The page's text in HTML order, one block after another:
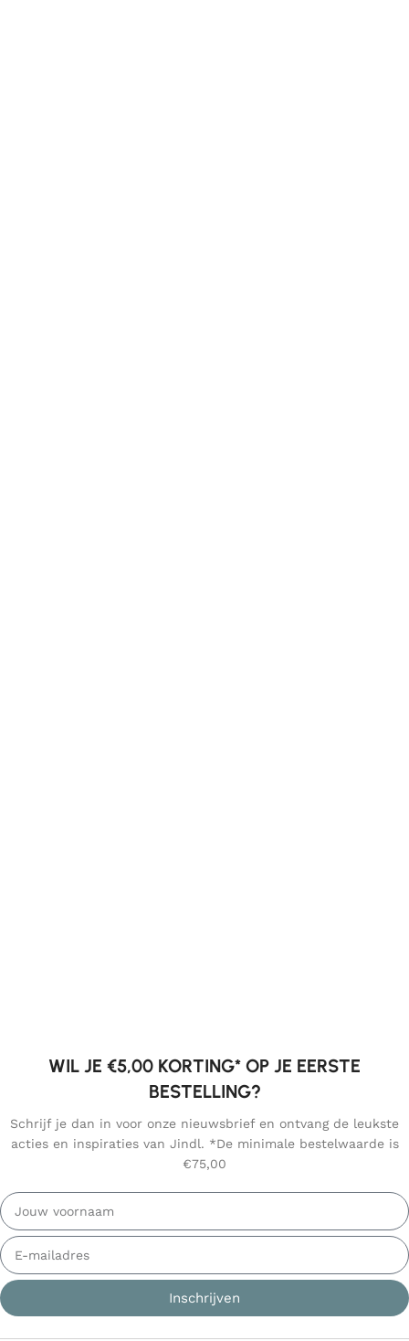
WIL JE €5,00 KORTING* OP JE EERSTE
BESTELLING?
Schrijf je dan in voor onze nieuwsbrief en ontvang de leukste
acties en inspiraties van Jindl. *De minimale bestelwaarde is
€75,00
Inschrijven